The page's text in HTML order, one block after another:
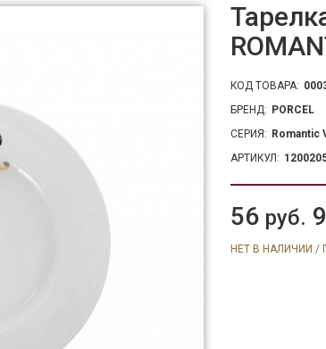
КОД ТОВАРА:
БРЕНД: PORCEL
СЕРИЯ: Romantic
АРТИКУЛ:
56 руб.
НЕТ В НАЛИЧИИ /